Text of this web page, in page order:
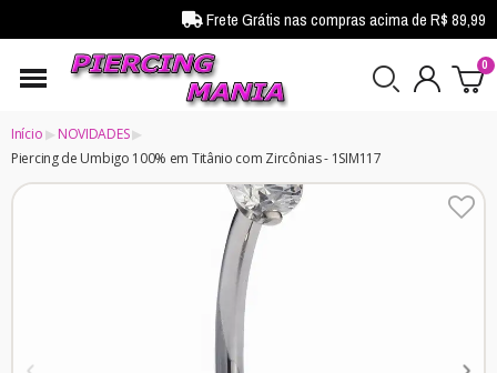
Frete Grátis nas compras acima de R$ 89,99
Início
NOVIDADES
Piercing de Umbigo 100% em Titânio com Zircônias - 1SIM117